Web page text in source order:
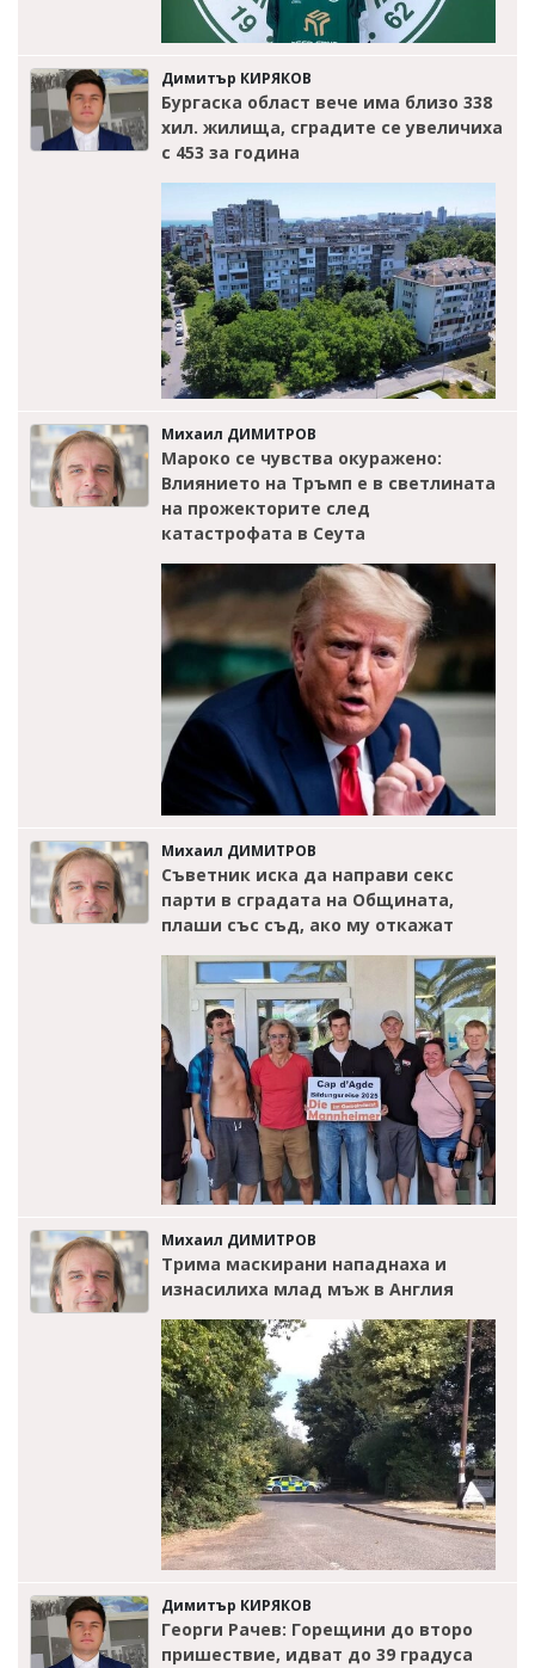
Димитър КИРЯКОВ
Бургаска област вече има близо 338
хил. жилища, сградите се увеличиха
с 453 за година
Михаил ДИМИТРОВ
Мароко се чувства окуражено:
Влиянието на Тръмп е в светлината
на прожекторите след
катастрофата в Сеута
Михаил ДИМИТРОВ
Съветник иска да направи секс
парти в сградата на Общината,
плаши със съд, ако му откажат
Михаил ДИМИТРОВ
Трима маскирани нападнаха и
изнасилиха млад мъж в Англия
Димитър КИРЯКОВ
Георги Рачев: Горещини до второ
пришествие, идват до 39 градуса